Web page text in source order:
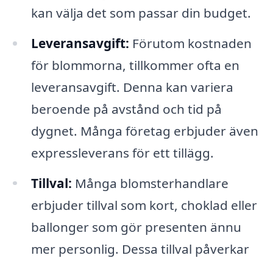
kan välja det som passar din budget.
Leveransavgift: Förutom kostnaden
för blommorna, tillkommer ofta en
leveransavgift. Denna kan variera
beroende på avstånd och tid på
dygnet. Många företag erbjuder även
expressleverans för ett tillägg.
Tillval: Många blomsterhandlare
erbjuder tillval som kort, choklad eller
ballonger som gör presenten ännu
mer personlig. Dessa tillval påverkar